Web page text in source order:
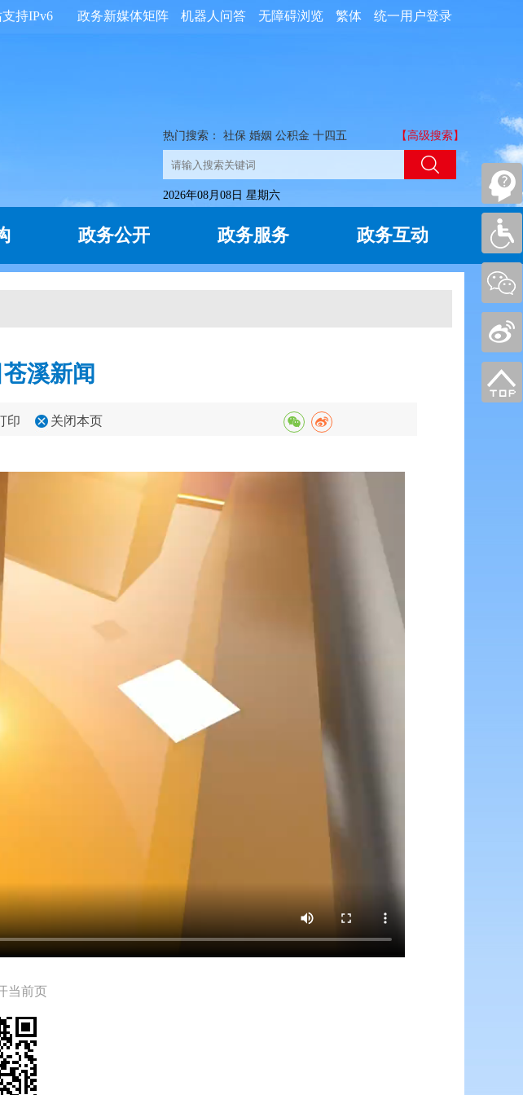
统一用户登录
繁体
无障碍浏览
机器人问答
政务新媒体矩阵
支持IPv6
热门搜索： 社保 婚姻 公积金 十四五 【高级搜索】
2026年08月08日 星期六
政务公开 政务服务 政务互动
溪新闻
印 关闭本页
当前页